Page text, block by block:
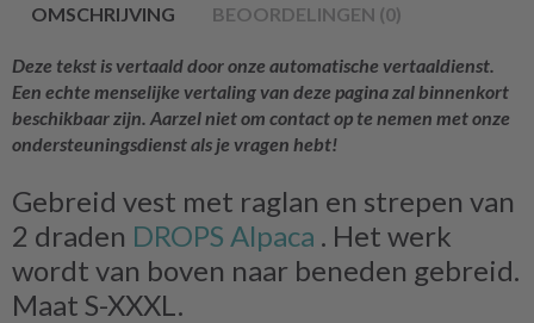
OMSCHRIJVING BEOORDELINGEN (0)
Deze tekst is vertaald door onze automatische vertaaldienst.
Een echte menselijke vertaling van deze pagina zal binnenkort
beschikbaar zijn. Aarzel niet om contact op te nemen met onze
ondersteuningsdienst als je vragen hebt!
Gebreid vest met raglan en strepen van
2 draden DROPS Alpaca . Het werk
wordt van boven naar beneden gebreid.
Maat S-XXXL.